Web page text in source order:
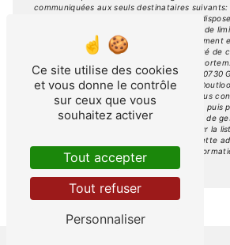
communiquées aux seuls destinataires suivants:
Gajan a.leau.piscines@outlook.com. Vous
rectification, d’effacement, de portabilité, de
retrait de votre consentement à tout moment
une réclamation auprès d’une autorité de
d’organiser le sort de vos données post-
ces droits par voie postale à l'adresse 30730
électronique à l'adresse
d'identité pourra vous être demandé. Nous
pendant la période de prise de contact puis
prescription légale aux fins probatoires et de
Vous avez le droit de vous inscrire sur la
démarchage téléphonique, disponible à cette
Consultez le site cnil.fr pour plus
Ce site utilise des cookies
et vous donne le contrôle
sur ceux que vous
souhaitez activer
Tout accepter
Tout refuser
Personnaliser